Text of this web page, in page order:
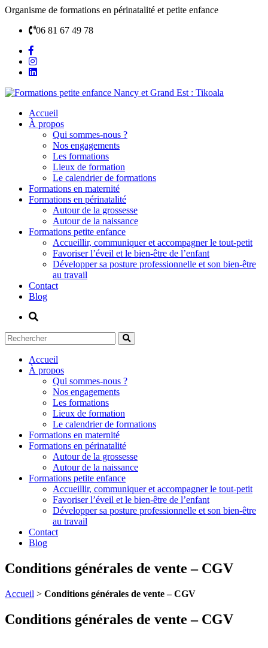
Organisme de formations en périnatalité et petite enfance
06 81 67 49 78
Accueil
À propos
Qui sommes-nous ?
Nos engagements
Les formations
Lieux de formation
Le calendrier de formations
Formations en maternité
Formations en périnatalité
Autour de la grossesse
Autour de la naissance
Formations petite enfance
Accueillir, communiquer et accompagner le tout-petit
Favoriser l’éveil et le bien-être de l’enfant
Développer sa posture professionnelle et son bien-être
au travail
Contact
Blog
Accueil
À propos
Qui sommes-nous ?
Nos engagements
Les formations
Lieux de formation
Le calendrier de formations
Formations en maternité
Formations en périnatalité
Autour de la grossesse
Autour de la naissance
Formations petite enfance
Accueillir, communiquer et accompagner le tout-petit
Favoriser l’éveil et le bien-être de l’enfant
Développer sa posture professionnelle et son bien-être
au travail
Contact
Blog
Conditions générales de vente – CGV
Accueil > Conditions générales de vente – CGV
Conditions générales de vente – CGV